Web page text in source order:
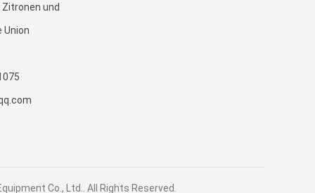
Zitronen und
Union
Co., Ltd.. All Rights Reserved.